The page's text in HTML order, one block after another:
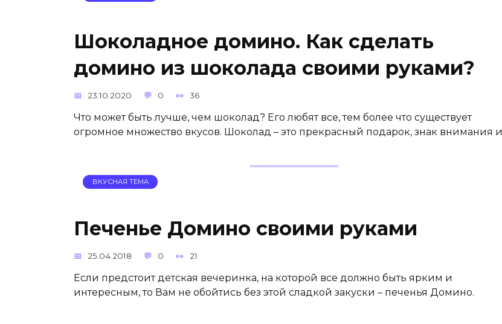
Шоколадное домино. Как сделать
домино из шоколада своими руками?
23.10.2020 0 36
Что может быть лучше, чем шоколад? Его любят все, тем более что существует
огромное множество вкусов. Шоколад – это прекрасный подарок, знак внимания и
ВКУСНАЯ ТЕМА
Печенье Домино своими руками
25.04.2018 0 21
Если предстоит детская вечеринка, на которой все должно быть ярким и
интересным, то Вам не обойтись без этой сладкой закуски – печенья Домино.